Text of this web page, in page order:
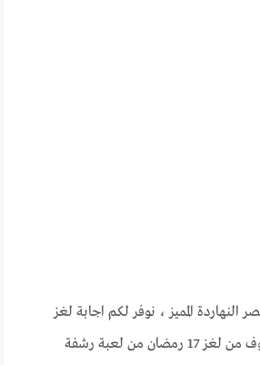
النهاردة المميز ، نوفر لكم اجابة لغز
مدينة مغربية من 3 حروف من لغز 17 رمضان من لعبة رشفة